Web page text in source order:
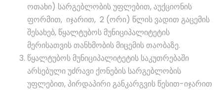
ოთახი) სარგებლობის უფლებით, აუქციონის
ფორმით, იჯარით, 2 (ორი) წლის ვადით გაცემის
შესახებ, წყალტუბოს მუნიციპალიტეტის
მერისათვის თანხმობის მიცემის თაობაზე.
წყალტუბოს მუნიციპალიტეტის საკუთრებაში
არსებული უძრავი ქონების სარგებლობის
უფლებით, პირდაპირი განკარგვის წესით-იჯარით